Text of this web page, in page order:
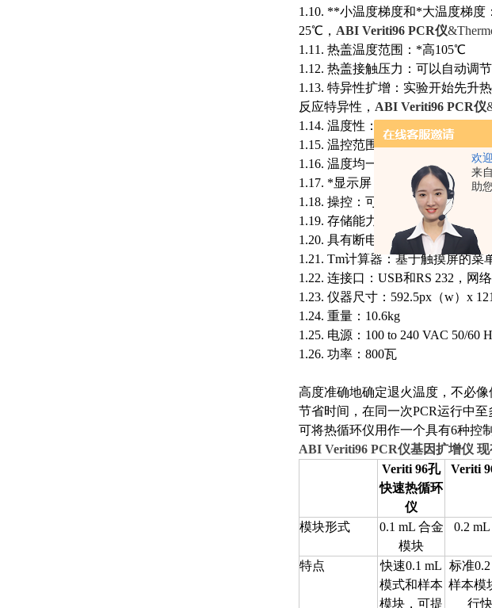
欢
来
助
1.10. **小温度梯度和*大温度梯度
25℃， ABI Veriti96 PCR仪
1.11. 热盖温度范围： *高105℃
1.12. 热盖接触压力：可以自动调节
1.13. 特异性扩增：实验开始先升
反应特异性， ABI Veriti96 PCR仪
1.14. 温度性：±0.25℃（35-99.9℃）
1.15. 温控范围：4.0℃到99.9℃
1.16. 温度均一性：<0.5℃（达到
1.17. *显示屏：6.5英寸VGA彩色触
1.18. 操控：可以进行PC控制
1.19. 存储能力：在主机上可存
储
1.20. 具有断电保护功能和快速启动
1.21. Tm计算器：基于触摸屏的菜
1.22. 连接口：USB和RS 232，网
1.23. 仪器尺寸：592.5px（w）x
1.24. 重量：10.6kg
1.25. 电源：100 to 240 VAC 50/60
1.26. 功率：800瓦
高度准确地确定退火温度，不必
节省时间，在同一次PCR运行中
可将热循环仪用作一个具有6种控
ABI Veriti96 PCR仪基因扩增仪 现
Veriti 96孔
快速热循环
仪
Veriti
模块形式
0.1 mL 合金
模块
0.2
特点
快速0.1 mL
模式和样本
模块，可提
标准
样本模
行